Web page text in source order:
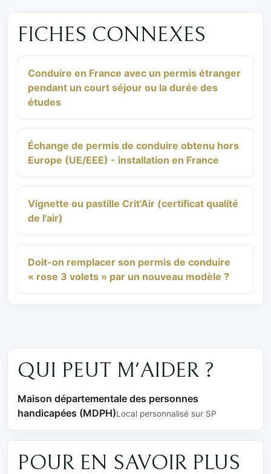
FICHES CONNEXES
Conduire en France avec un permis étranger
pendant un court séjour ou la durée des
études
Échange de permis de conduire obtenu hors
Europe (UE/EEE) - installation en France
Vignette ou pastille Crit'Air (certificat qualité
de l'air)
Doit-on remplacer son permis de conduire
« rose 3 volets » par un nouveau modèle ?
QUI PEUT M'AIDER ?
Maison départementale des personnes
handicapées (MDPH)Local personnalisé sur SP
POUR EN SAVOIR PLUS